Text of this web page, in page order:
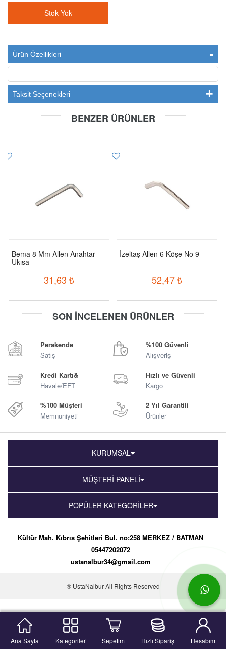
Stok Yok
Ürün Özellikleri
Taksit Seçenekleri
BENZER ÜRÜNLER
Bema 8 Mm Allen Anahtar
Ukısa
31,63 ₺
İzeltaş Allen 6 Köşe No 9
52,47₺
SON İNCELENEN ÜRÜNLER
Perakende
Satış
%100 Güvenli
Alışveriş
Kredi Kartı&
Havale/EFT
Hızlı ve Güvenli
Kargo
%100 Müşteri
Memnuniyeti
2 Yıl Garantili
Ürünler
KURUMSAL
MÜŞTERİ PANELİ
POPÜLER KATEGORİLER
Kültür Mah. Kıbrıs Şehitleri Bul. no:258 MERKEZ / BATMAN
05447202072
ustanalbur34@gmail.com
® UstaNalbur All Rights Reserved
Ana Sayfa Kategoriler Sepetim Hızlı Sipariş Hesabım